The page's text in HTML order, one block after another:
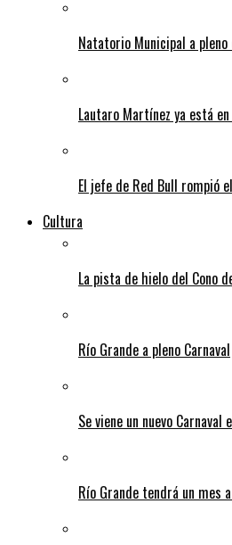
Natatorio Municipal a
Lautaro Martínez ya está
El jefe de Red Bull rompió
Cultura
La pista de hielo del Cono
Río Grande a pleno Carnaval
Se viene un nuevo Carnaval
Río Grande tendrá un mes